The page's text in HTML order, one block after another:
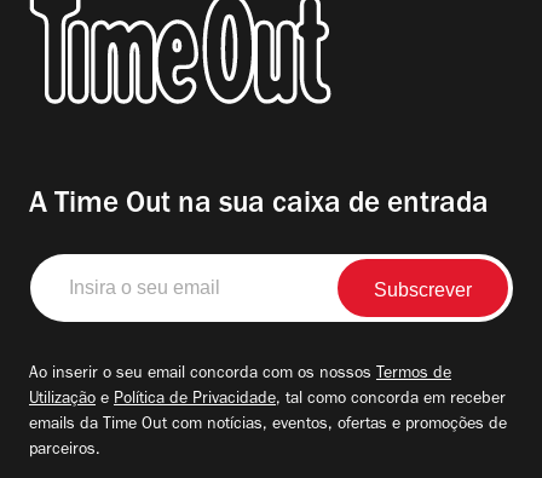
A Time Out na sua caixa de entrada
Insira
o
seu
Ao inserir o seu email concorda com os nossos Termos de
Utilização e Política de Privacidade, tal como concorda em receber
emails da Time Out com notícias, eventos, ofertas e promoções de
parceiros.